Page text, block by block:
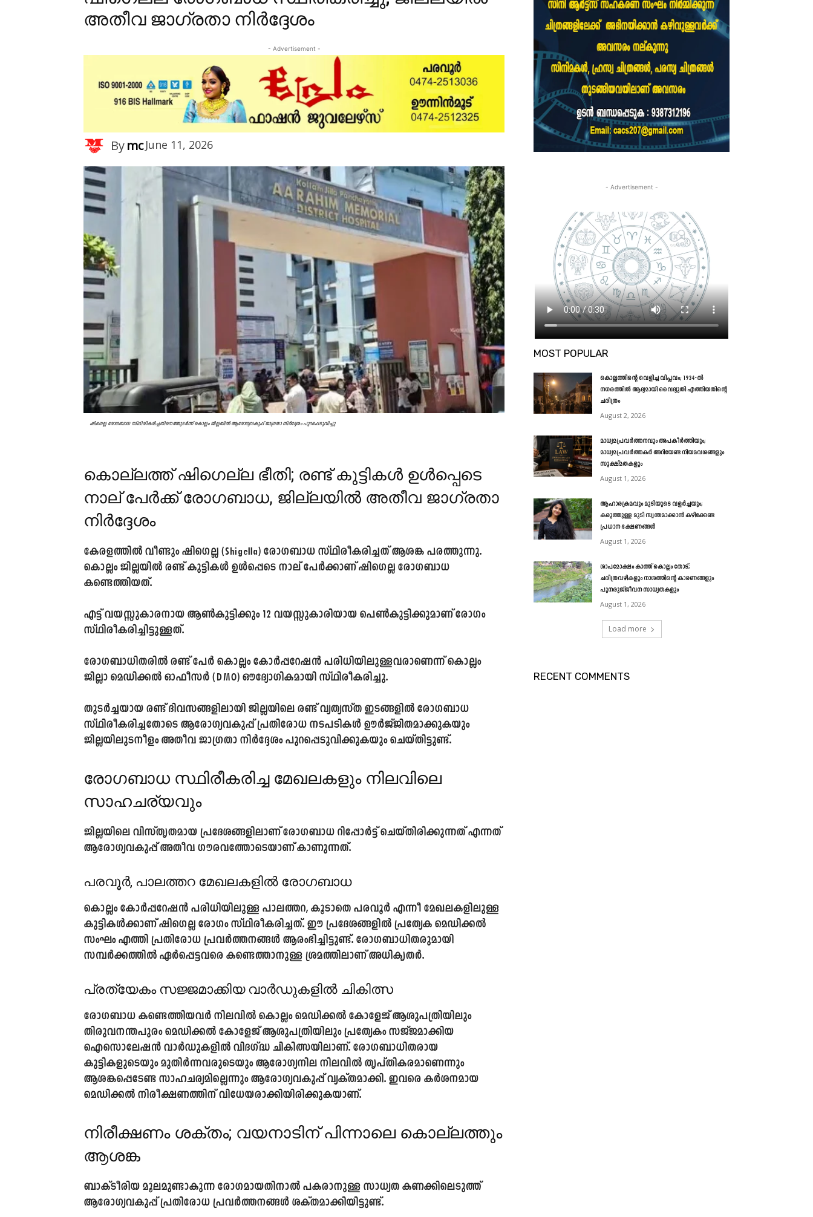
അതീവ ജാഗ്രതാ നിർദ്ദേശം
- Advertisement -
Bymc June 11, 2026
ഷിഗെല്ല രോഗബാധ സ്ഥിരീകരിച്ചതിനെത്തുടർന്ന് കൊല്ലം ജില്ലയിൽ ആരോഗ്യവകുപ്പ് ജാഗ്രതാ നിർദ്ദേശം പുറപ്പെടുവിച്ചു
കൊല്ലത്ത് ഷിഗെല്ല ഭീതി; രണ്ട് കുട്ടികൾ ഉൾപ്പെടെ
നാല് പേർക്ക് രോഗബാധ, ജില്ലയിൽ അതീവ ജാഗ്രതാ
നിർദ്ദേശം
കേരളത്തിൽ വീണ്ടും ഷിഗെല്ല (Shigella) രോഗബാധ സ്ഥിരീകരിച്ചത് ആശങ്ക പരത്തുന്നു.
കൊല്ലം ജില്ലയിൽ രണ്ട് കുട്ടികൾ ഉൾപ്പെടെ നാല് പേർക്കാണ് ഷിഗെല്ല രോഗബാധ
കണ്ടെത്തിയത്.
എട്ട് വയസ്സുകാരനായ ആൺകുട്ടിക്കും 12 വയസ്സുകാരിയായ പെൺകുട്ടിക്കുമാണ് രോഗം
സ്ഥിരീകരിച്ചിട്ടുള്ളത്.
രോഗബാധിതരിൽ രണ്ട് പേർ കൊല്ലം കോർപ്പറേഷൻ പരിധിയിലുള്ളവരാണെന്ന് കൊല്ലം
ജില്ലാ മെഡിക്കൽ ഓഫീസർ (DMO) ഔദ്യോഗികമായി സ്ഥിരീകരിച്ചു.
തുടർച്ചയായ രണ്ട് ദിവസങ്ങളിലായി ജില്ലയിലെ രണ്ട് വ്യത്യസ്ത ഇടങ്ങളിൽ രോഗബാധ
സ്ഥിരീകരിച്ചതോടെ ആരോഗ്യവകുപ്പ് പ്രതിരോധ നടപടികൾ ഊർജ്ജിതമാക്കുകയും
ജില്ലയിലുടനീളം അതീവ ജാഗ്രതാ നിർദ്ദേശം പുറപ്പെടുവിക്കുകയും ചെയ്തിട്ടുണ്ട്.
രോഗബാധ സ്ഥിരീകരിച്ച മേഖലകളും നിലവിലെ
സാഹചര്യവും
ജില്ലയിലെ വിസ്തൃതമായ പ്രദേശങ്ങളിലാണ് രോഗബാധ റിപ്പോർട്ട് ചെയ്തിരിക്കുന്നത് എന്നത്
ആരോഗ്യവകുപ്പ് അതീവ ഗൗരവത്തോടെയാണ് കാണുന്നത്.
പരവൂർ, പാലത്തറ മേഖലകളിൽ രോഗബാധ
കൊല്ലം കോർപ്പറേഷൻ പരിധിയിലുള്ള പാലത്തറ, കൂടാതെ പരവൂർ എന്നീ മേഖലകളിലുള്ള
കുട്ടികൾക്കാണ് ഷിഗെല്ല രോഗം സ്ഥിരീകരിച്ചത്. ഈ പ്രദേശങ്ങളിൽ പ്രത്യേക മെഡിക്കൽ
സംഘം എത്തി പ്രതിരോധ പ്രവർത്തനങ്ങൾ ആരംഭിച്ചിട്ടുണ്ട്. രോഗബാധിതരുമായി
സമ്പർക്കത്തിൽ ഏർപ്പെട്ടവരെ കണ്ടെത്താനുള്ള ശ്രമത്തിലാണ് അധികൃതർ.
പ്രത്യേകം സജ്ജമാക്കിയ വാർഡുകളിൽ ചികിത്സ
രോഗബാധ കണ്ടെത്തിയവർ നിലവിൽ കൊല്ലം മെഡിക്കൽ കോളേജ് ആശുപത്രിയിലും
തിരുവനന്തപുരം മെഡിക്കൽ കോളേജ് ആശുപത്രിയിലും പ്രത്യേകം സജ്ജമാക്കിയ
ഐസൊലേഷൻ വാർഡുകളിൽ വിദഗ്ദ്ധ ചികിത്സയിലാണ്. രോഗബാധിതരായ
കുട്ടികളുടെയും മുതിർന്നവരുടെയും ആരോഗ്യനില നിലവിൽ തൃപ്തികരമാണെന്നും
ആശങ്കപ്പെടേണ്ട സാഹചര്യമില്ലെന്നും ആരോഗ്യവകുപ്പ് വ്യക്തമാക്കി. ഇവരെ കർശനമായ
മെഡിക്കൽ നിരീക്ഷണത്തിന് വിധേയരാക്കിയിരിക്കുകയാണ്.
നിരീക്ഷണം ശക്തം; വയനാടിന് പിന്നാലെ കൊല്ലത്തും
ആശങ്ക
ബാക്ടീരിയ മൂലമുണ്ടാകുന്ന രോഗമായതിനാൽ പകരാനുള്ള സാധ്യത കണക്കിലെടുത്ത്
ആരോഗ്യവകുപ്പ് പ്രതിരോധ പ്രവർത്തനങ്ങൾ ശക്തമാക്കിയിട്ടുണ്ട്.
- Advertisement -
MOST POPULAR
കൊല്ലത്തിന്റെ വെളിച്ച വിപ്ലവം; 1934-ൽ
നഗരത്തിൽ ആദ്യമായി വൈദ്യുതി എത്തിയതിന്റെ
ചരിത്രം
August 2, 2026
മാധ്യമപ്രവർത്തനവും അപകീർത്തിയും;
മാധ്യമപ്രവർത്തകർ അറിയേണ്ട നിയമവശങ്ങളും
സൂക്ഷ്മതകളും
August 1, 2026
ആഹാരക്രമവും മുടിയുടെ വളർച്ചയും;
കരുത്തുള്ള മുടി സ്വന്തമാക്കാൻ കഴിക്കേണ്ട
പ്രധാന ഭക്ഷണങ്ങൾ
August 1, 2026
ശാപമോക്ഷം കാത്ത് കൊല്ലം തോട്;
ചരിത്രവഴികളും നാശത്തിന്റെ കാരണങ്ങളും
പുനരുജ്ജീവന സാധ്യതകളും
August 1, 2026
Load more
RECENT COMMENTS